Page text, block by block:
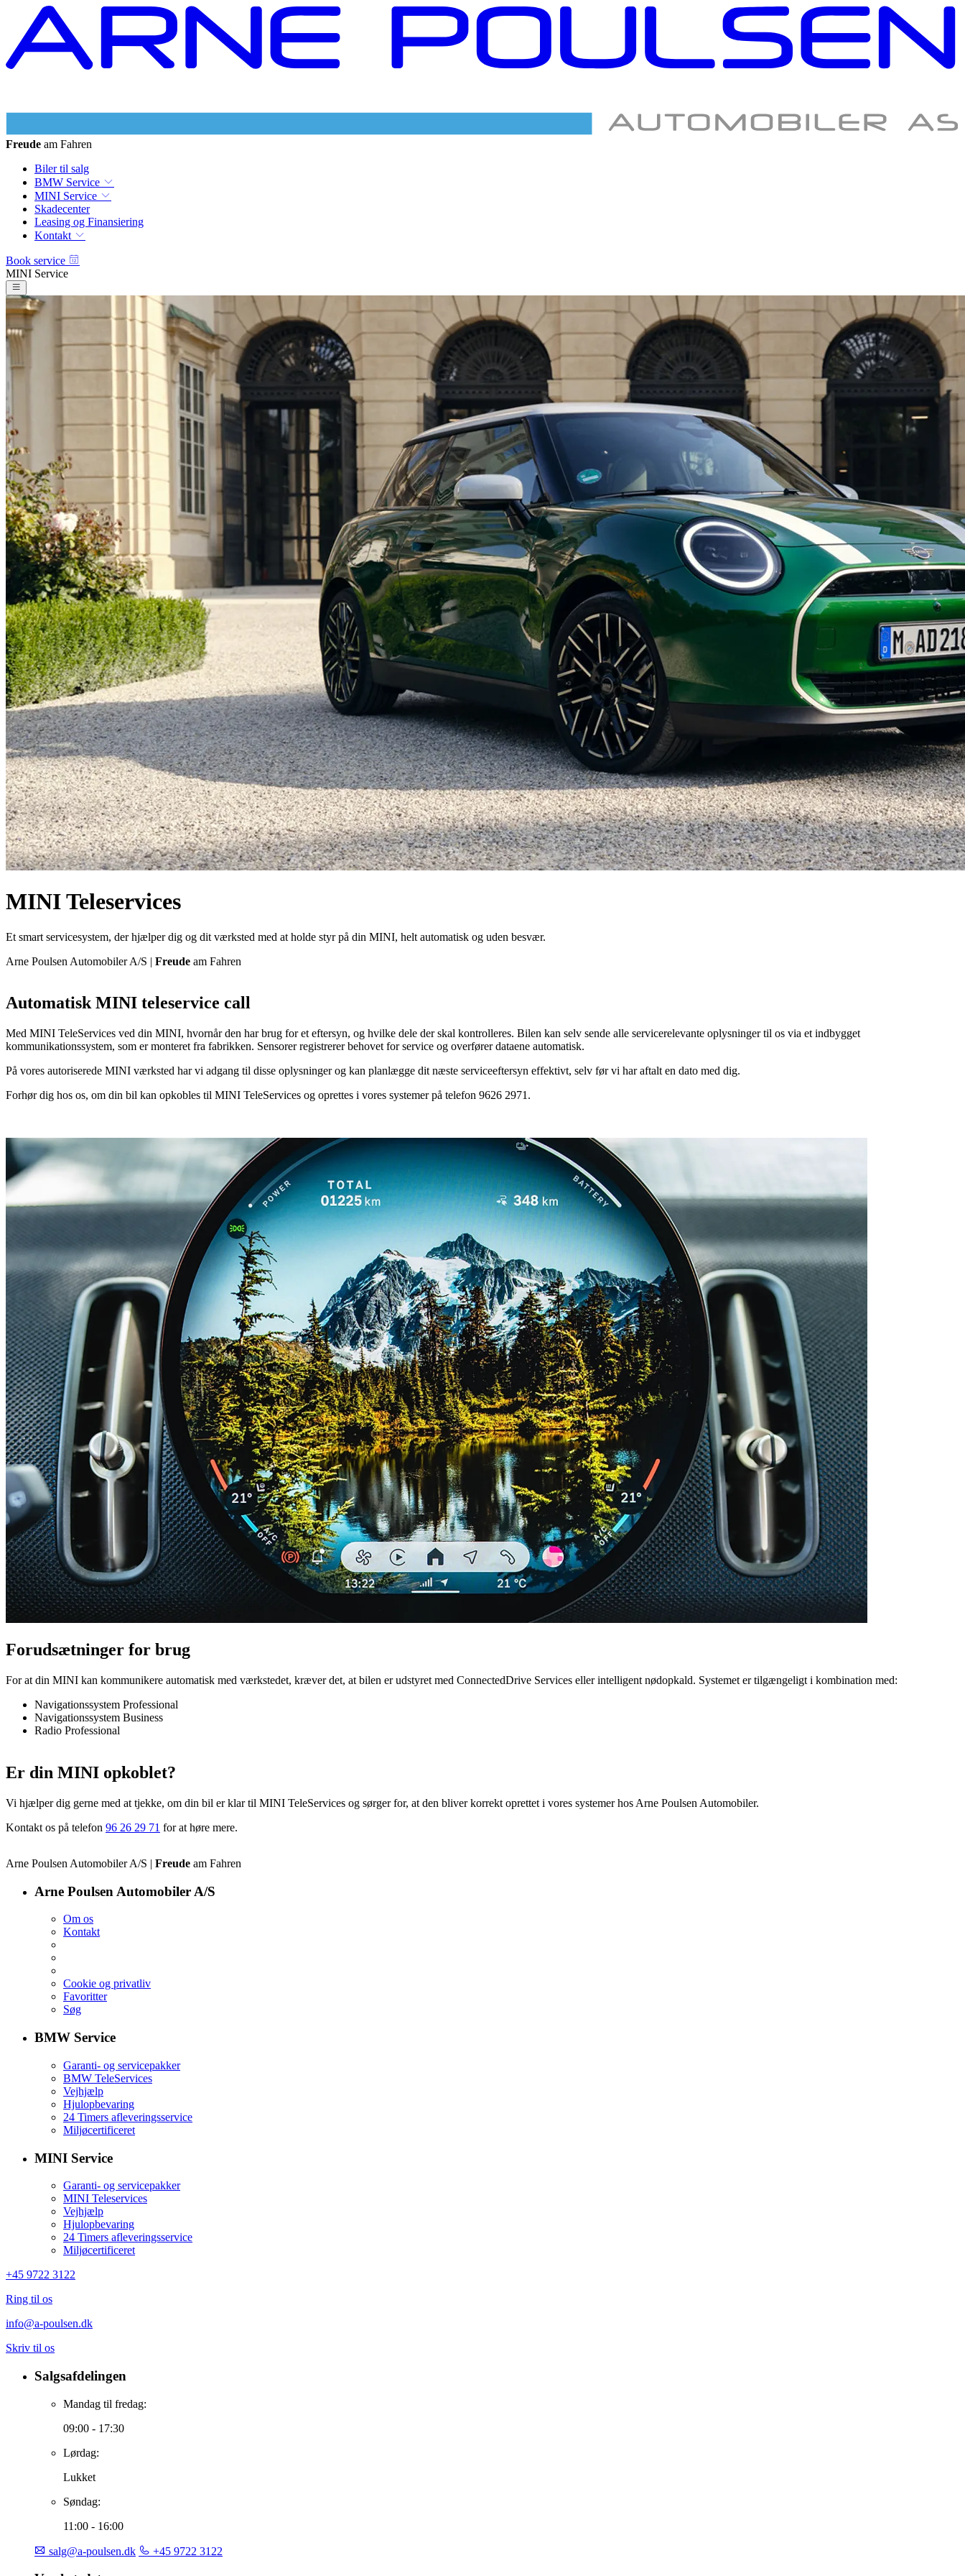
Freude am Fahren
Biler til salg
BMW Service
MINI Service
Skadecenter
Leasing og Finansiering
Kontakt
Book service
MINI Service
MINI Teleservices
Et smart servicesystem, der hjælper dig og dit værksted med at holde styr på din MINI, helt automatisk og uden besvær.
Arne Poulsen Automobiler A/S | Freude am Fahren
Automatisk MINI teleservice call
Med MINI TeleServices ved din MINI, hvornår den har brug for et eftersyn, og hvilke dele der skal kontrolleres. Bilen kan selv sende alle servicerelevante oplysninger til os via et indbygget
kommunikationssystem, som er monteret fra fabrikken. Sensorer registrerer behovet for service og overfører dataene automatisk.
På vores autoriserede MINI værksted har vi adgang til disse oplysninger og kan planlægge dit næste serviceeftersyn effektivt, selv før vi har aftalt en dato med dig.
Forhør dig hos os, om din bil kan opkobles til MINI TeleServices og oprettes i vores systemer på telefon 9626 2971.
Forudsætninger for brug
For at din MINI kan kommunikere automatisk med værkstedet, kræver det, at bilen er udstyret med ConnectedDrive Services eller intelligent nødopkald. Systemet er tilgængeligt i kombination med:
Navigationssystem Professional
Navigationssystem Business
Radio Professional
Er din MINI opkoblet?
Vi hjælper dig gerne med at tjekke, om din bil er klar til MINI TeleServices og sørger for, at den bliver korrekt oprettet i vores systemer hos Arne Poulsen Automobiler.
Kontakt os på telefon 96 26 29 71 for at høre mere.
Arne Poulsen Automobiler A/S | Freude am Fahren
Arne Poulsen Automobiler A/S
Om os
Kontakt
Cookie og privatliv
Favoritter
Søg
BMW Service
Garanti- og servicepakker
BMW TeleServices
Vejhjælp
Hjulopbevaring
24 Timers afleveringsservice
Miljøcertificeret
MINI Service
Garanti- og servicepakker
MINI Teleservices
Vejhjælp
Hjulopbevaring
24 Timers afleveringsservice
Miljøcertificeret
+45 9722 3122
Ring til os
info@a-poulsen.dk
Skriv til os
Salgsafdelingen
Mandag til fredag:
09:00 - 17:30
Lørdag:
Lukket
Søndag:
11:00 - 16:00
salg@a-poulsen.dk +45 9722 3122